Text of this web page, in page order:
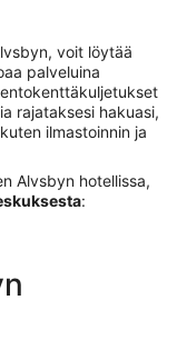
voit löytää
palveluina
rajataksesi hakuasi,
ilmastoinnin ja
Alvsbyn hotellissa,
: